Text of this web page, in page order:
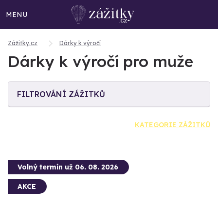
MENU
Zážitky.cz Dárky k výročí
Dárky k výročí pro muže
FILTROVÁNÍ ZÁŽITKŮ
KATEGORIE ZÁŽITKŮ
Volný termín už 06. 08. 2026
AKCE